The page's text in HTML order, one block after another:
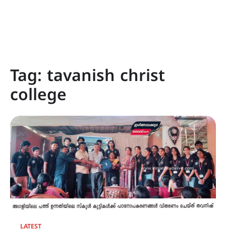
Tag: tavanish christ
college
LATEST